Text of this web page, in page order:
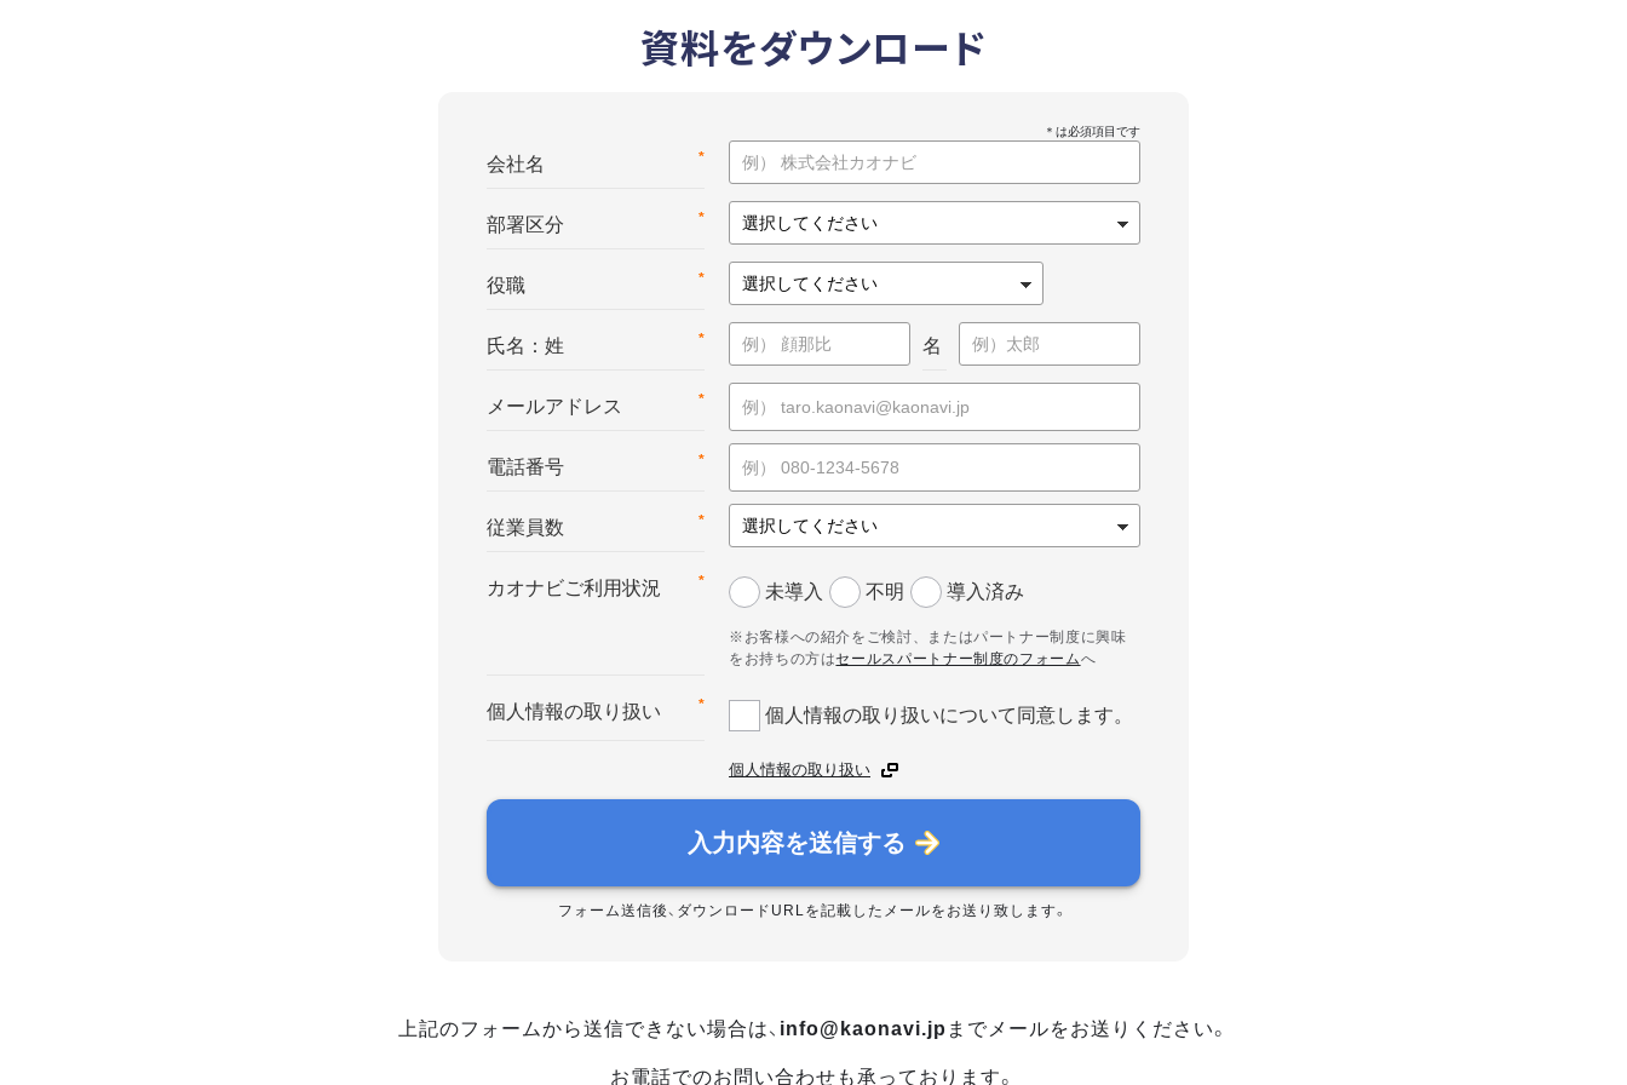
資料をダウンロード
*
会社名
*
部署区分
*
役職
*
氏名：姓 名
*
メールアドレス
*
電話番号
*
従業員数
*
カオナビご利用状況 未導入 不明 導入済み
※お客様への紹介をご検討、またはパートナー制度に興味
をお持ちの方はセールスパートナー制度のフォームへ
*
個人情報の取り扱い 個人情報の取り扱いについて同意します。
個人情報の取り扱い
入力内容を送信する
フォーム送信後、ダウンロードURLを記載したメールをお送り致します。
上記のフォームから送信できない場合は、 info@kaonavi.jp までメールをお送りください。
お電話でのお問い合わせも承っております。